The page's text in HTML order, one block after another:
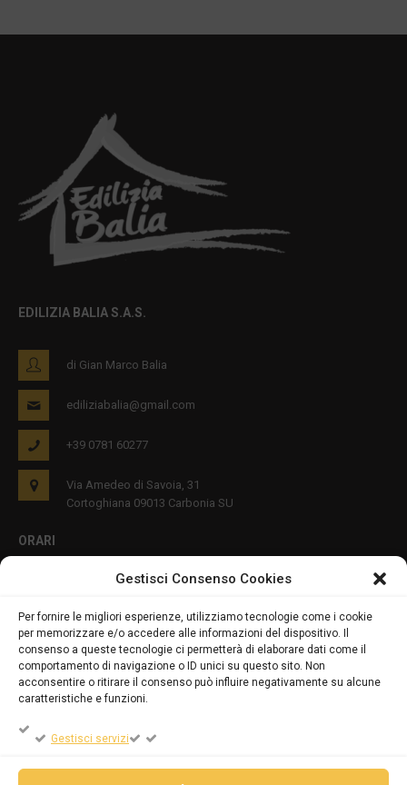
Gestisci Consenso Cookies
Per fornire le migliori esperienze, utilizziamo tecnologie come i cookie
per memorizzare e/o accedere alle informazioni del dispositivo. Il
consenso a queste tecnologie ci permetterà di elaborare dati come il
comportamento di navigazione o ID unici su questo sito. Non
acconsentire o ritirare il consenso può influire negativamente su alcune
caratteristiche e funzioni.
Gestisci servizi
EDILIZIA BALIA S.A.S.
di Gian Marco Balia
ediliziabalia@gmail.com
+39 0781 60277
Via Amedeo di Savoia, 31
Cortoghiana 09013 Carbonia SU
ORARI
PRIVACY E COOKIES
DICHIARAZIONE SULLA PRIVACY (UE)
COOKIE POLICY (UE)